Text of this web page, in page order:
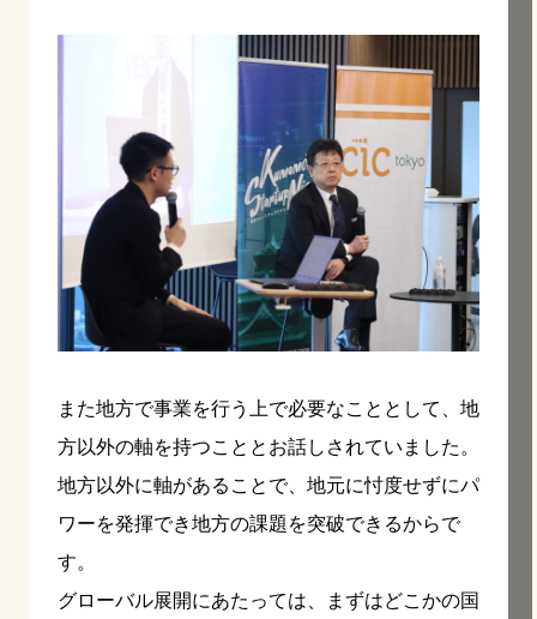
また地方で事業を行う上で必要なこととして、地
方以外の軸を持つこととお話しされていました。
地方以外に軸があることで、地元に忖度せずにパ
ワーを発揮でき地方の課題を突破できるからで
す。
グローバル展開にあたっては、まずはどこかの国